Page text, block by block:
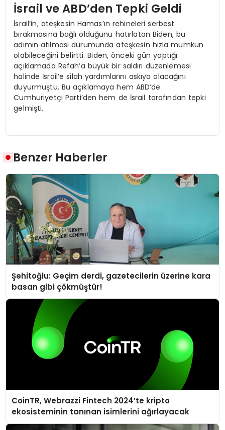
İsrail ve ABD’den Tepki Geldi
İsrail’in, ateşkesin Hamas’ın rehineleri serbest
bırakmasına bağlı olduğunu hatırlatan Biden, bu
adımın atılması durumunda ateşkesin hızla mümkün
olabileceğini belirtti. Biden, önceki gün yaptığı
açıklamada Refah’a büyük bir saldırı düzenlemesi
halinde İsrail’e silah yardımlarını askıya alacağını
duyurmuştu. Bu açıklamaya hem ABD’de
Cumhuriyetçi Parti’den hem de İsrail tarafından tepki
gelmişti.
Benzer Haberler
Şehitoğlu: Geçim derdi, gazetecilerin üzerine kara
basan gibi çökmüştür!
CoinTR, Webrazzi Fintech 2024’te kripto
ekosisteminin tanınan isimlerini ağırlayacak